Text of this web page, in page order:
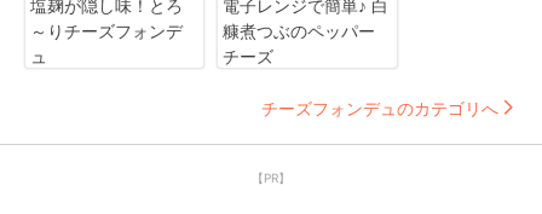
塩麹が隠し味！とろ
～りチーズフォンデ
ュ
電子レンジで簡単♪ 白
糠煮つぶのペッパー
チーズ
チーズフォンデュのカテゴリへ
【PR】